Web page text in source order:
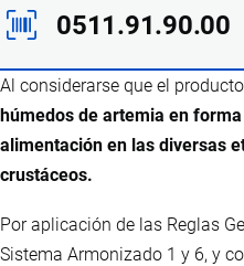
0511.91.90.00
Al considerarse que el
húmedos de artemia en
alimentación en las diversas
crustáceos.
Por aplicación de las Reglas
Sistema Armonizado 1 y 6, y